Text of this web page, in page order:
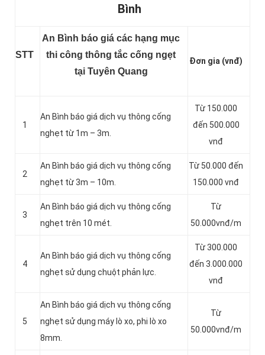
Bình
STT
An Bình báo giá các hạng mục
thi công thông tắc cống ngẹt
tại Tuyên Quang
Đơn gia (vnđ)
1
An Bình báo giá dịch vụ thông cống
nghẹt từ 1m – 3m.
Từ 150.000
đến 500.000
vnđ
2
An Bình báo giá dịch vụ thông cống
nghẹt từ 3m – 10m.
Từ 50.000 đến
150.000 vnđ
3
An Bình báo giá dịch vụ thông cống
nghẹt trên 10 mét.
Từ
50.000vnđ/m
4
An Bình báo giá dịch vụ thông cống
nghẹt sử dụng chuột phản lực.
Từ 300.000
đến 3.000.000
vnđ
5
An Bình báo giá dịch vụ thông cống
nghẹt sử dụng máy lò xo, phi lò xo
8mm.
Từ
50.000vnđ/m